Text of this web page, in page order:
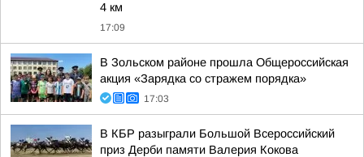
4 км
17:09
В Зольском районе прошла Общероссийская
акция «Зарядка со стражем порядка»
17:03
В КБР разыграли Большой Всероссийский
приз Дерби памяти Валерия Кокова